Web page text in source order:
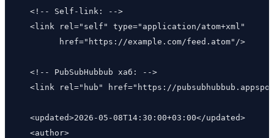
  <!-- Self-link: -->
  <link rel="self" type="application/atom+xml"
        href="https://example.com/feed.atom"/>
  <!-- PubSubHubbub хаб: -->
<link rel="hub" href="https://
  <updated>2026-05-08T14:30:00+03:00</updated>
  <author>